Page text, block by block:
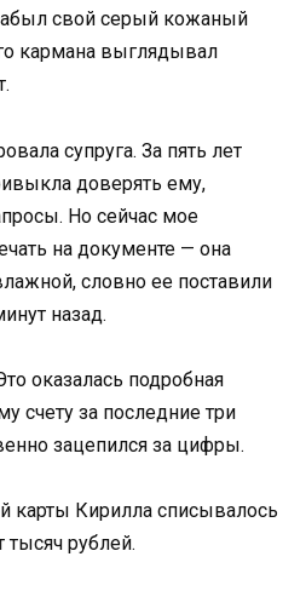
свой серый кожаный
кармана выглядывал
супруга. За пять лет
доверять ему,
Но сейчас мое
на документе — она
словно ее поставили
назад.
оказалась подробная
счету за последние три
зацепился за цифры.
карты Кирилла списывалось
тысяч рублей.